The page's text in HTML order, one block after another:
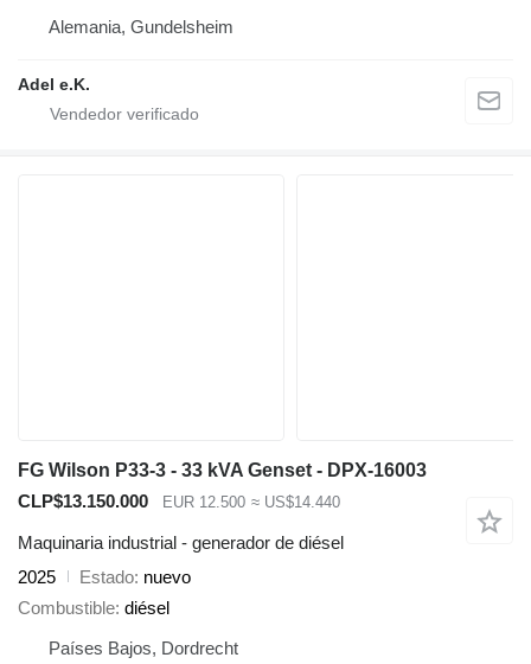
Alemania, Gundelsheim
Adel e.K.
FG Wilson P33-3 - 33 kVA Genset - DPX-16003
CLP$13.150.000
EUR 12.500 ≈ US$14.440
Maquinaria industrial - generador de diésel
2025
Estado nuevo
Combustible diésel
Países Bajos, Dordrecht